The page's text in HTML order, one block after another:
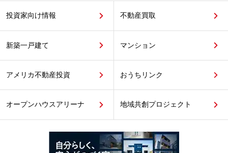
投資家向け情報 不動産買取
新築一戸建て マンション
アメリカ不動産投資 おうちリンク
オープンハウスアリーナ 地域共創プロジェクト